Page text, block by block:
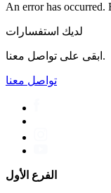
An error has occurred.
لديك استفسارات
ابقى على تواصل معنا.
تواصل معنا
الفرع الأول